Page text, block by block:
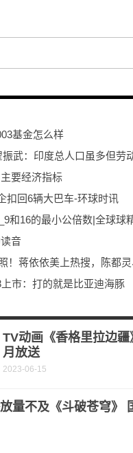
基金怎么样
振武：印度总人口虽多但劳
要经济指标
扣回6辆大巴车-环球时讯
和16的最小公倍数|全球球
音
市：打的就是比亚迪海豚
TV动画《香格里拉边
月放送
2023-06-15
放量不及《斗破苍穹》